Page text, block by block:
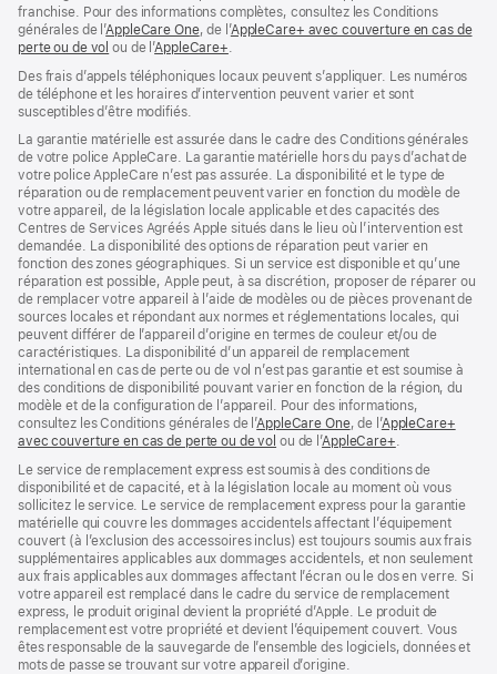
franchise. Pour des informations complètes, consultez les Conditions
générales de l’AppleCare One(s’ouvre
dans
nouvelle
fenêtre)
, de l’AppleCare+ avec couverture en cas de
perte ou de vol (s’ouvre
une
nouvelle
fenêtre)
ou de l’AppleCare+(s’ouvre
une
nouvelle
.
Des frais d’appels téléphoniques locaux peuvent s’appliquer. Les numéros
de téléphone et les horaires d’intervention peuvent varier et sont
susceptibles d’être modifiés.
La garantie matérielle est assurée dans le cadre des Conditions générales
de votre police AppleCare. La garantie matérielle hors du pays d’achat de
votre police AppleCare n’est pas assurée. La disponibilité et le type de
réparation ou de remplacement peuvent varier en fonction du modèle de
votre appareil, de la législation locale applicable et des capacités des
Centres de Services Agréés Apple situés dans le lieu où l’intervention est
demandée. La disponibilité des options de réparation peut varier en
fonction des zones géographiques. Si un service est disponible et qu’une
réparation est possible, Apple peut, à sa discrétion, proposer de réparer ou
de remplacer votre appareil à l’aide de modèles ou de pièces provenant de
sources locales et répondant aux normes et réglementations locales, qui
peuvent différer de l’appareil d’origine en termes de couleur et/ou de
caractéristiques. La disponibilité d’un appareil de remplacement
international en cas de perte ou de vol n’est pas garantie et est soumise à
des conditions de disponibilité pouvant varier en fonction de la région, du
modèle et de la configuration de l’appareil. Pour des informations,
consultez les Conditions générales de l’AppleCare One(s’ouvre
dans
nouvelle
fenêtre)
, de l’AppleCare+
avec couverture en cas de perte ou de vol (s’ouvre
une
nouvelle
fenêtre)
ou de l’AppleCare+(s’ouvre
une
nouvelle
fenêtre)
.
Le service de remplacement express est soumis à des conditions de
disponibilité et de capacité, et à la législation locale au moment où vous
sollicitez le service. Le service de remplacement express pour la garantie
matérielle qui couvre les dommages accidentels affectant l’équipement
couvert (à l’exclusion des accessoires inclus) est toujours soumis aux frais
supplémentaires applicables aux dommages accidentels, et non seulement
aux frais applicables aux dommages affectant l’écran ou le dos en verre. Si
votre appareil est remplacé dans le cadre du service de remplacement
express, le produit original devient la propriété d’Apple. Le produit de
remplacement est votre propriété et devient l’équipement couvert. Vous
êtes responsable de la sauvegarde de l’ensemble des logiciels, données et
mots de passe se trouvant sur votre appareil d’origine.